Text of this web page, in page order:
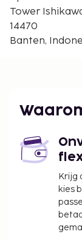
Jakarta
Bij dit
speeltuin.
toepasselijke
Vóór het
IDR
We hebben
In deze
Tower
14470
Banten,
Krijg
kies